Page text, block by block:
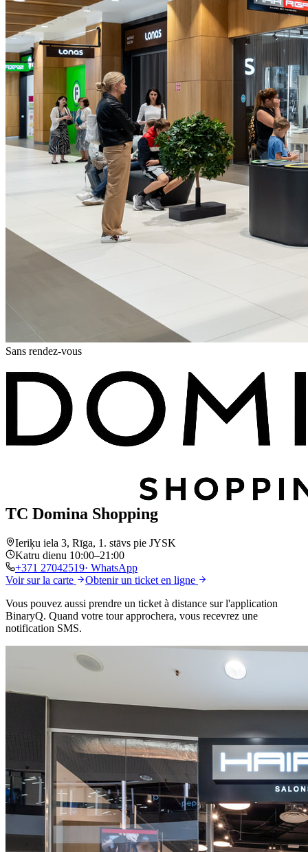
Sans rendez-vous
TC Domina Shopping
Ieriķu iela 3, Rīga, 1. stāvs pie JYSK
Katru dienu 10:00–21:00
+371 27042519· WhatsApp
Voir sur la carte
Obtenir un ticket en ligne
Vous pouvez aussi prendre un ticket à distance sur l'application
BinaryQ. Quand votre tour approchera, vous recevrez une
notification SMS.